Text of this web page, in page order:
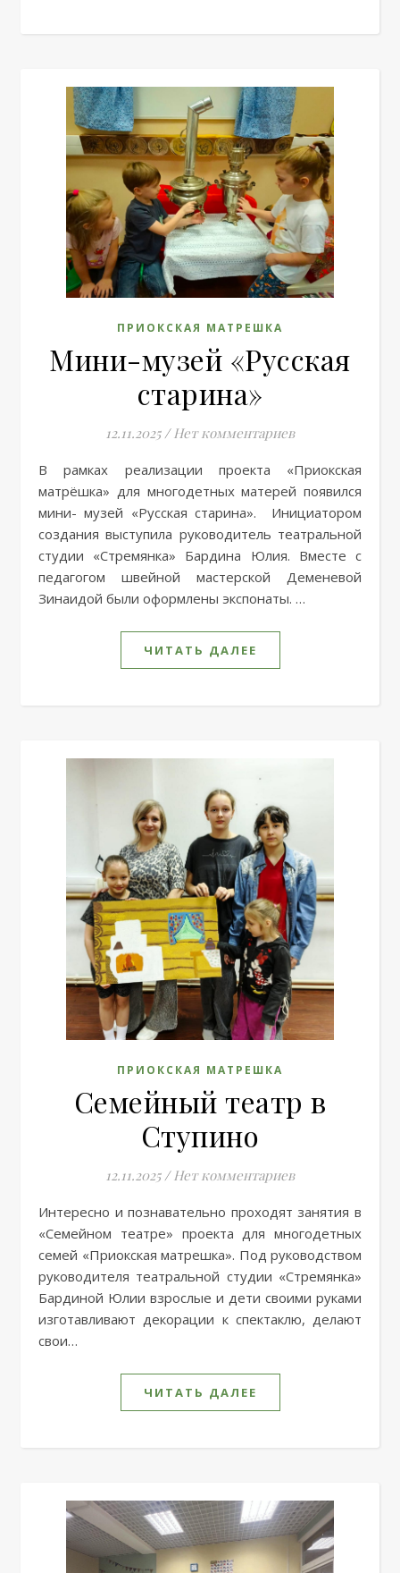
ПРИОКСКАЯ МАТРЕШКА
Мини-музей «Русская
старина»
12.11.2025 / Нет комментариев
В рамках реализации проекта «Приокская
матрёшка» для многодетных матерей появился
мини- музей «Русская старина». Инициатором
создания выступила руководитель театральной
студии «Стремянка» Бардина Юлия. Вместе с
педагогом швейной мастерской Деменевой
Зинаидой были оформлены экспонаты. …
ЧИТАТЬ ДАЛЕЕ
ПРИОКСКАЯ МАТРЕШКА
Семейный театр в
Ступино
12.11.2025 / Нет комментариев
Интересно и познавательно проходят занятия в
«Семейном театре» проекта для многодетных
семей «Приокская матрешка». Под руководством
руководителя театральной студии «Стремянка»
Бардиной Юлии взрослые и дети своими руками
изготавливают декорации к спектаклю, делают
свои…
ЧИТАТЬ ДАЛЕЕ